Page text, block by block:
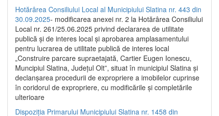
Hotărârea Consiliului Local al Municipiului Slatina nr. 443 din
30.09.2025- modificarea anexei nr. 2 la Hotărârea Consiliului
Local nr. 261/25.06.2025 privind declararea de utilitate
publică şi de interes local şi aprobarea amplasamentului
pentru lucrarea de utilitate publică de interes local
„Construire parcare supraetajată, Cartier Eugen Ionescu,
Muncipiul Slatina, Judeţul Olt”, situat în municipiul Slatina şi
declanşarea procedurii de expropriere a imobilelor cuprinse
în coridorul de expropriere, cu modificările şi completările
ulterioare
Dispoziția Primarului Municipiului Slatina nr. 1458 din